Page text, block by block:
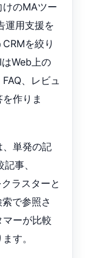
けのMAツー
運用支援を
を絞り
Web上の
、レビュ
作りま
、単発の記
事、
ラスターと
で参照さ
ーが比較
す。